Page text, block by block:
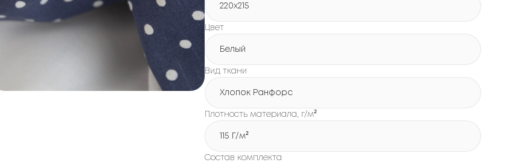
220х215
Цвет
Белый
Вид ткани
Хлопок Ранфорс
Плотность материала, г/м²
115 Г/м²
Состав комплекта